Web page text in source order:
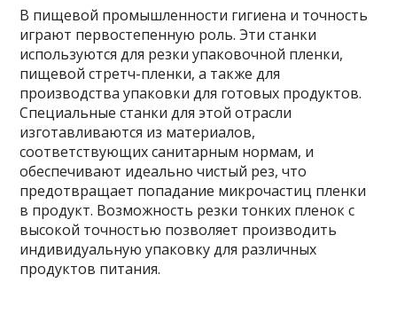
В пищевой промышленности гигиена и точность
играют первостепенную роль. Эти станки
используются для резки упаковочной пленки,
пищевой стретч-пленки, а также для
производства упаковки для готовых продуктов.
Специальные станки для этой отрасли
изготавливаются из материалов,
соответствующих санитарным нормам, и
обеспечивают идеально чистый рез, что
предотвращает попадание микрочастиц пленки
в продукт. Возможность резки тонких пленок с
высокой точностью позволяет производить
индивидуальную упаковку для различных
продуктов питания.